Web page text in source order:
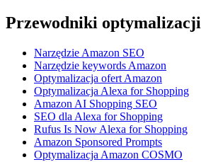
Przewodniki optymalizacji
Narzędzie Amazon SEO
Narzędzie keywords Amazon
Optymalizacja ofert Amazon
Optymalizacja Alexa for Shopping
Amazon AI Shopping SEO
SEO dla Alexa for Shopping
Rufus Is Now Alexa for Shopping
Amazon Sponsored Prompts
Optymalizacja Amazon COSMO